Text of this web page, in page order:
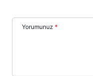
Yorumunuz *